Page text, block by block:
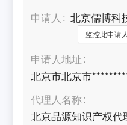
申请人
北京儒博科
监控此申请人
申请人地址
北京市北京市
代理人名称
北京品源知识产权代